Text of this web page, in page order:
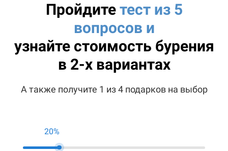
Пройдитетест из 5
вопросов и
узнайте стоимость бурения
в 2-х вариантах
А также получите 1 из 4 подарков на выбор
20%